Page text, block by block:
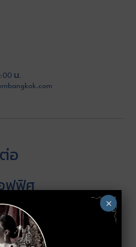
น.
อ
ฟฟิศ
(ตัวแทนลีสซิ่งของ
×